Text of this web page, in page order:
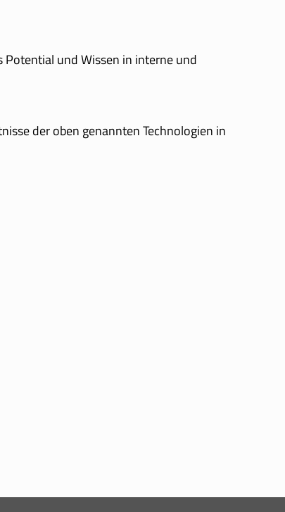
Potential und Wissen in interne und
der oben genannten Technologien in